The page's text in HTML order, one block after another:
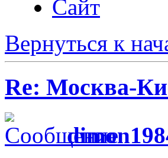
Сайт
Вернуться к
Re: Москва-